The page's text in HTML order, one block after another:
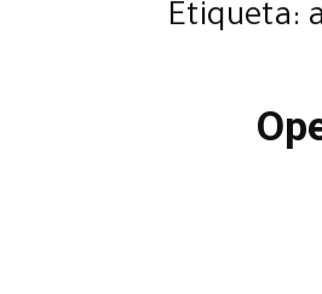
Etiqueta: